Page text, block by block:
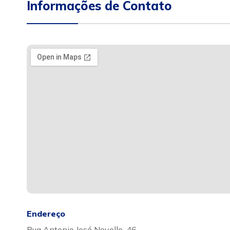
Informações de Contato
Endereço